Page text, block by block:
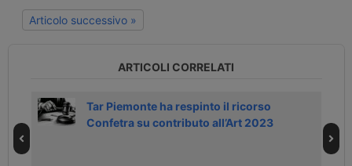
Articolo successivo »
ARTICOLI CORRELATI
Tar Piemonte ha respinto il ricorso
Confetra su contributo all’Art 2023